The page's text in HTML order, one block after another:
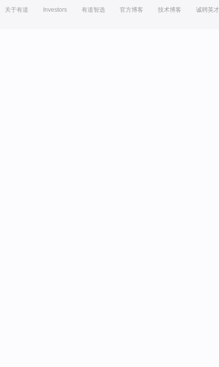
关于有道 Investors 有道智选 官方博客 技术博客 诚聘英才